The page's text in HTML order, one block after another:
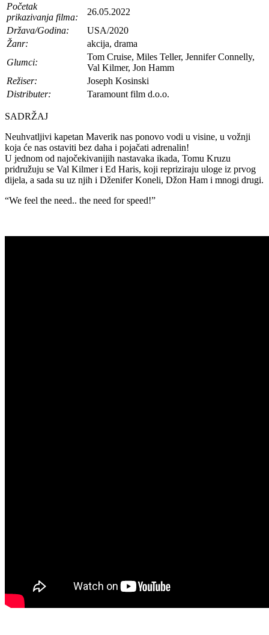
Početak
prikazivanja filma:
26.05.2022
Država/Godina:
USA/2020
Žanr:
akcija, drama
Glumci:
Tom Cruise, Miles Teller, Jennifer Connelly,
Val Kilmer, Jon Hamm
Režiser:
Joseph Kosinski
Distributer:
Taramount film d.o.o.
SADRŽAJ
Neuhvatljivi kapetan Maverik nas ponovo vodi u visine, u vožnji
koja će nas ostaviti bez daha i pojačati adrenalin!
U jednom od najočekivanijih nastavaka ikada, Tomu Kruzu
pridružuju se Val Kilmer i Ed Haris, koji repriziraju uloge iz prvog
dijela, a sada su uz njih i Dženifer Koneli, Džon Ham i mnogi drugi.
“We feel the need.. the need for speed!”